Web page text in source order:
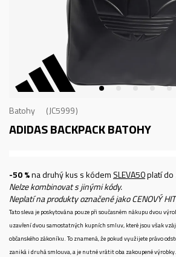
Batohy JC5999
ADIDAS BACKPACKBATOHY
-50 %na druhý kus s kódem SLEVA50platí do
Nelze kombinovat s jinými kódy.
Neplatí na produkty označené jako CENOVÝ
Tato sleva je poskytována pouze při současném nákupu dvou
uzavření dvou samostatných kupních smluv, které jsou však
občanského zákoníku. To znamená, že pokud využijete právo
zaniká i druhá smlouva, a je nutné vrátit oba zakoupené